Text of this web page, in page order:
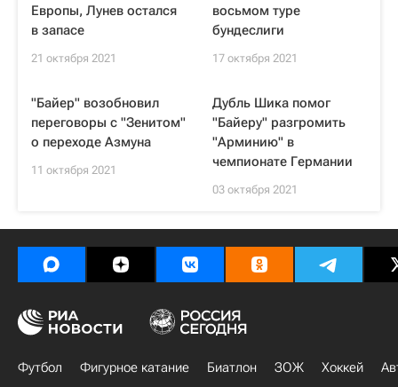
Европы, Лунев остался
в запасе
21 октября 2021
восьмом туре
бундеслиги
17 октября 2021
"Байер" возобновил
переговоры с "Зенитом"
о переходе Азмуна
11 октября 2021
Дубль Шика помог
"Байеру" разгромить
"Арминию" в
чемпионате Германии
03 октября 2021
Футбол Фигурное катание Биатлон ЗОЖ Хоккей